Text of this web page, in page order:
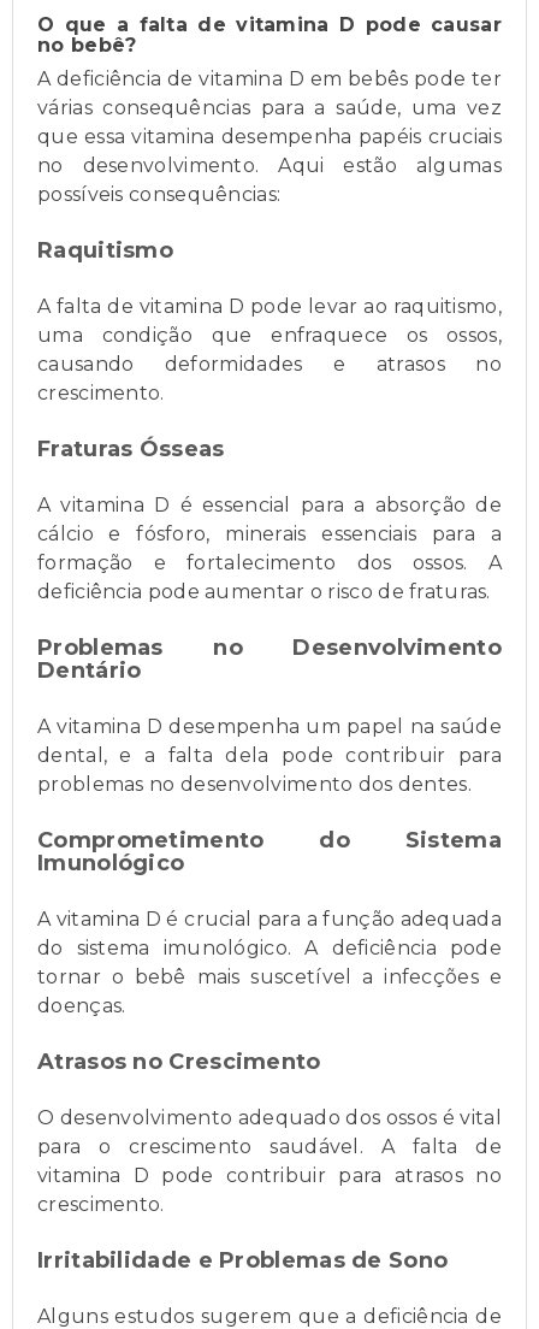
O que a falta de vitamina D pode causar
no bebê?
A deficiência de vitamina D em bebês pode ter
várias consequências para a saúde, uma vez
que essa vitamina desempenha papéis cruciais
no desenvolvimento. Aqui estão algumas
possíveis consequências:
Raquitismo
A falta de vitamina D pode levar ao raquitismo,
uma condição que enfraquece os ossos,
causando deformidades e atrasos no
crescimento.
Fraturas Ósseas
A vitamina D é essencial para a absorção de
cálcio e fósforo, minerais essenciais para a
formação e fortalecimento dos ossos. A
deficiência pode aumentar o risco de fraturas.
Problemas no Desenvolvimento
Dentário
A vitamina D desempenha um papel na saúde
dental, e a falta dela pode contribuir para
problemas no desenvolvimento dos dentes.
Comprometimento do Sistema
Imunológico
A vitamina D é crucial para a função adequada
do sistema imunológico. A deficiência pode
tornar o bebê mais suscetível a infecções e
doenças.
Atrasos no Crescimento
O desenvolvimento adequado dos ossos é vital
para o crescimento saudável. A falta de
vitamina D pode contribuir para atrasos no
crescimento.
Irritabilidade e Problemas de Sono
Alguns estudos sugerem que a deficiência de